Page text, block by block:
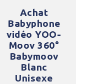
Achat
Babyphone
vidéo YOO-
Moov 360°
Babymoov
Blanc
Unisexe